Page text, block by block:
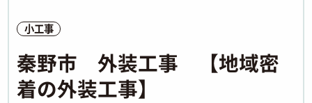
小工事
秦野市 外装工事 【地域密
着の外装工事】